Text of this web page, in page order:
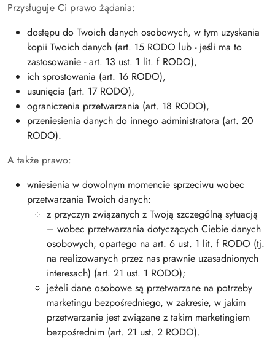
Przysługuje Ci prawo żądania:
dostępu do Twoich danych osobowych, w tym uzyskania
kopii Twoich danych (art. 15 RODO lub - jeśli ma to
zastosowanie - art. 13 ust. 1 lit. f RODO),
ich sprostowania (art. 16 RODO),
usunięcia (art. 17 RODO),
ograniczenia przetwarzania (art. 18 RODO),
przeniesienia danych do innego administratora (art. 20
RODO).
A także prawo:
wniesienia w dowolnym momencie sprzeciwu wobec
przetwarzania Twoich danych:
z przyczyn związanych z Twoją szczególną sytuacją
– wobec przetwarzania dotyczących Ciebie danych
osobowych, opartego na art. 6 ust. 1 lit. f RODO (tj.
na realizowanych przez nas prawnie uzasadnionych
interesach) (art. 21 ust. 1 RODO);
jeżeli dane osobowe są przetwarzane na potrzeby
marketingu bezpośredniego, w zakresie, w jakim
przetwarzanie jest związane z takim marketingiem
bezpośrednim (art. 21 ust. 2 RODO).